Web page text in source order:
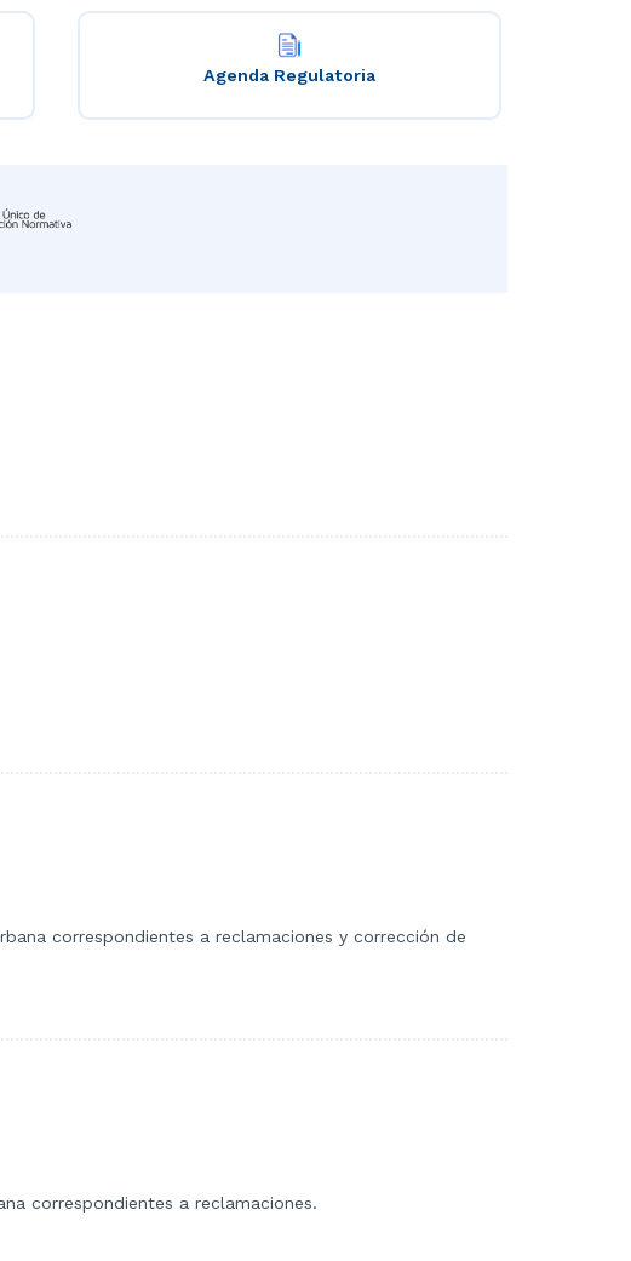
Agenda Regulatoria
correspondientes a reclamaciones y corrección de
correspondientes a reclamaciones.